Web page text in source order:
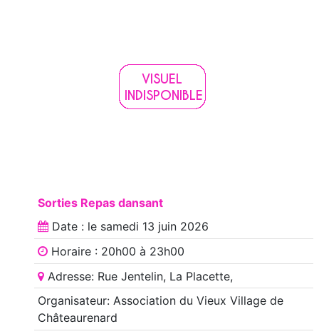
Sorties Repas dansant
Date : le samedi 13 juin 2026
Horaire : 20h00 à 23h00
Adresse: Rue Jentelin, La Placette,
Organisateur: Association du Vieux Village de
Châteaurenard